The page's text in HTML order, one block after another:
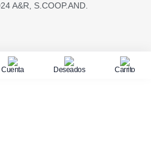
A&R, S.COOP.AND.
Cuenta Deseados Carrito